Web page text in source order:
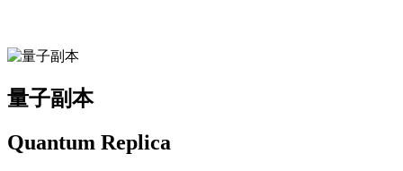
量子副本
Quantum Replica